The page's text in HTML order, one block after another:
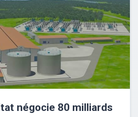
négocie 80 milliards